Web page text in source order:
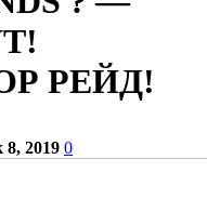
РЕЙД!
8, 2019 0